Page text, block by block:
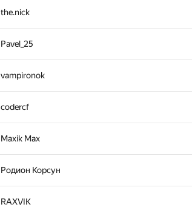
the.nick
Pavel_25
vampironok
codercf
Maxik Max
Родион Корсун
RAXVIK
samhane.me
lingling000
ComradOctopus
skubach
lorefinding
Slava7
isfandiyor29